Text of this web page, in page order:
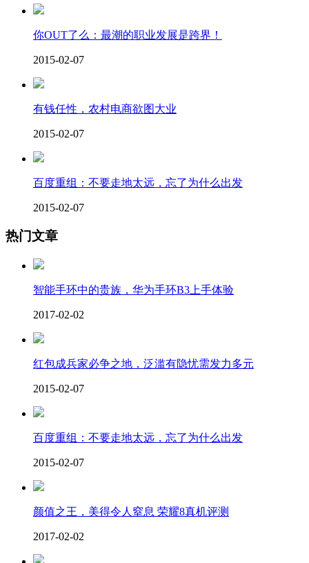
你OUT了么：最潮的职业发展是跨界！
2015-02-07
有钱任性，农村电商欲图大业
2015-02-07
百度重组：不要走地太远，忘了为什么出发
2015-02-07
热门文章
智能手环中的贵族，华为手环B3上手体验
2017-02-02
红包成兵家必争之地，泛滥有隐忧需发力多元
2015-02-07
百度重组：不要走地太远，忘了为什么出发
2015-02-07
颜值之王，美得令人窒息 荣耀8真机评测
2017-02-02